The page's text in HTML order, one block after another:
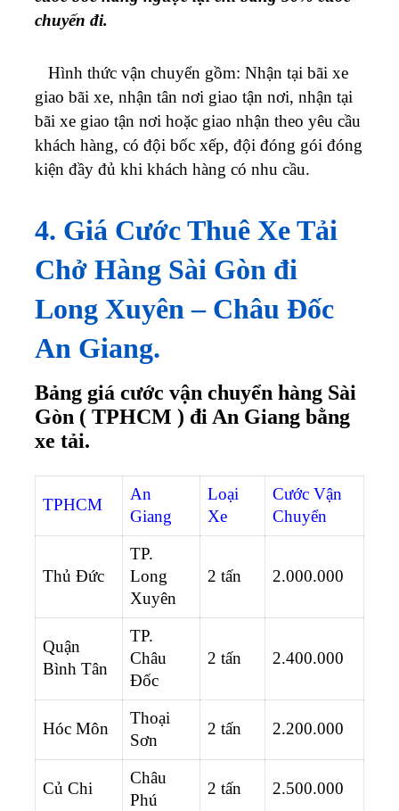
chuyến đi.
Hình thức vận chuyển gồm: Nhận tại bãi xe
giao bãi xe, nhận tân nơi giao tận nơi, nhận tại
bãi xe giao tận nơi hoặc giao nhận theo yêu cầu
khách hàng, có đội bốc xếp, đội đóng gói đóng
kiện đầy đủ khi khách hàng có nhu cầu.
4. Giá Cước Thuê Xe Tải
Chở Hàng Sài Gòn đi
Long Xuyên – Châu Đốc
An Giang.
Bảng giá cước vận chuyển hàng Sài
Gòn ( TPHCM ) đi An Giang bằng
xe tải.
TPHCM
An
Giang
Loại
Xe
Cước Vận
Chuyển
Thủ Đức
TP.
Long
Xuyên
2 tấn 2.000.000
Quận
Bình Tân
TP.
Châu
Đốc
2 tấn 2.400.000
Hóc Môn
Thoại
Sơn
2 tấn 2.200.000
Củ Chi
Châu
Phú
2 tấn 2.500.000